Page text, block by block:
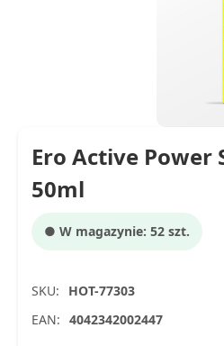
Ero Active Power
50ml
● W magazynie: 52 szt.
SKU:
HOT-77303
EAN: 4042342002447